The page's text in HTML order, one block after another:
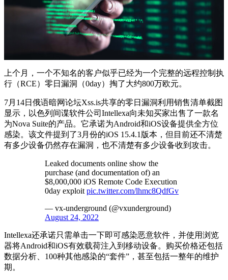
上个月，一个不知名的客户似乎已经为一个完整的远程控制执
行（RCE）零日漏洞（0day）掏了大约800万欧元。
7月14日俄语暗网论坛Xss.is共享的零日漏洞利用销售清单截图
显示，以色列间谍软件公司Intellexa向未知买家出售了一款名
为Nova Suite的产品。它承诺为Android和iOS设备提供全方位
感染。该文件提到了3月份的iOS 15.4.1版本，但目前还不清楚
有多少设备仍然存在漏洞，也不清楚有多少设备收到攻击。
Leaked documents online show the
purchase (and documentation of) an
$8,000,000 iOS Remote Code Execution
0day exploit pic.twitter.com/lhmc8QdfGv
— vx-underground (@vxunderground)
August 24, 2022
Intellexa还承诺只需单击一下即可感染恶意软件，并使用浏览
器将Android和iOS有效载荷注入到移动设备。购买价格还包括
数据分析、100种其他感染的“套件”，甚至包括一整年的维护
期。